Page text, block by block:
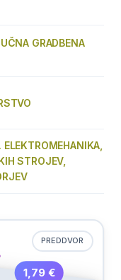
GRADBENA
STROJEV,
PREDDVOR
1,79 €